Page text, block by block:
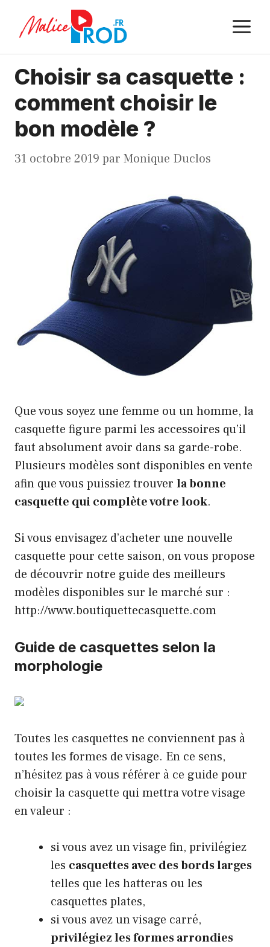
Choisir sa casquette :
comment choisir le
bon modèle ?
31 octobre 2019 par Monique Duclos
Que vous soyez une femme ou un homme, la
casquette figure parmi les accessoires qu’il
faut absolument avoir dans sa garde-robe.
Plusieurs modèles sont disponibles en vente
afin que vous puissiez trouver la bonne
casquette qui complète votre look.
Si vous envisagez d’acheter une nouvelle
casquette pour cette saison, on vous propose
de découvrir notre guide des meilleurs
modèles disponibles sur le marché sur :
http://www.boutiquettecasquette.com
Guide de casquettes selon la
morphologie
Toutes les casquettes ne conviennent pas à
toutes les formes de visage. En ce sens,
n’hésitez pas à vous référer à ce guide pour
choisir la casquette qui mettra votre visage
en valeur :
si vous avez un visage fin, privilégiez
les casquettes avec des bords larges
telles que les hatteras ou les
casquettes plates,
si vous avez un visage carré,
privilégiez les formes arrondies